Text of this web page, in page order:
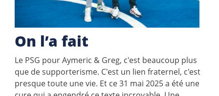
On l’a fait
Le PSG pour Aymeric & Greg, c'est beaucoup plus
que de supporterisme. C'est un lien fraternel, c'est
presque toute une vie. Et ce 31 mai 2025 a été une